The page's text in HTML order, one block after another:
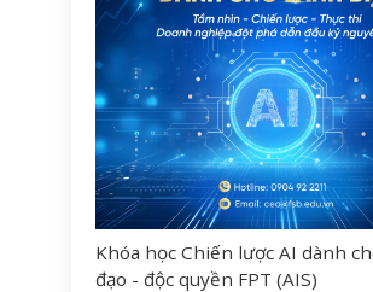
Khóa học Chiến lược AI dành
đạo - độc quyền FPT (AIS)